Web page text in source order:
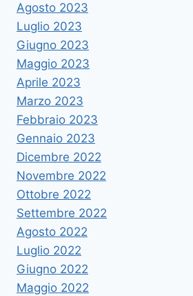
Agosto 2023
Luglio 2023
Giugno 2023
Maggio 2023
Aprile 2023
Marzo 2023
Febbraio 2023
Gennaio 2023
Dicembre 2022
Novembre 2022
Ottobre 2022
Settembre 2022
Agosto 2022
Luglio 2022
Giugno 2022
Maggio 2022